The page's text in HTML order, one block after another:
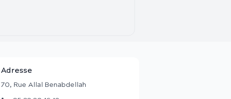
Adresse
70, Rue Allal Benabdellah